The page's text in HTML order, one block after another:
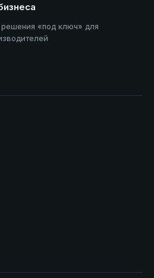
«под ключ» для